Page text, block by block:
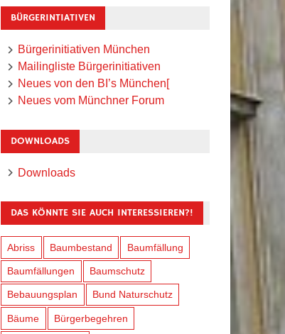
BÜRGERINTIATIVEN
Bürgerinitiativen München
Mailingliste Bürgerinitiativen
Neues von den BI’s München[
Neues vom Münchner Forum
DOWNLOADS
Downloads
DAS KÖNNTE SIE AUCH INTERESSIEREN?!
Abriss Baumbestand Baumfällung
Baumfällungen Baumschutz
Bebauungsplan Bund Naturschutz
Bäume Bürgerbegehren